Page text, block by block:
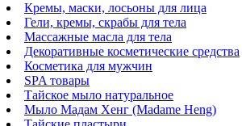
Кремы, маски, лосьоны для лица
Гели, кремы, скрабы для тела
Массажные масла для тела
Декоративные косметические средства
Косметика для мужчин
SPA товары
Тайское мыло натуральное
Мыло Мадам Хенг (Madame Heng)